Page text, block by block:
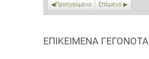
Προηγούμενο Επόμενο
ΕΠΙΚΕΊΜΕΝΑ ΓΕΓΟΝΌΤΑ